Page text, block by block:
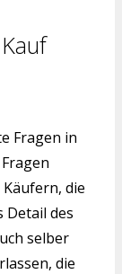
Fragen in
die
Detail des
selber
die